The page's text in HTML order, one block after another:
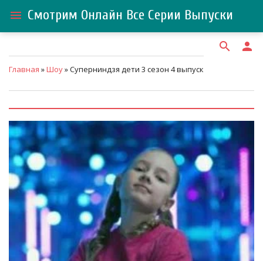
menu Смотрим Онлайн Все Серии Выпуски
search person
Главная »Шоу» Суперниндзя дети 3 сезон 4 выпуск